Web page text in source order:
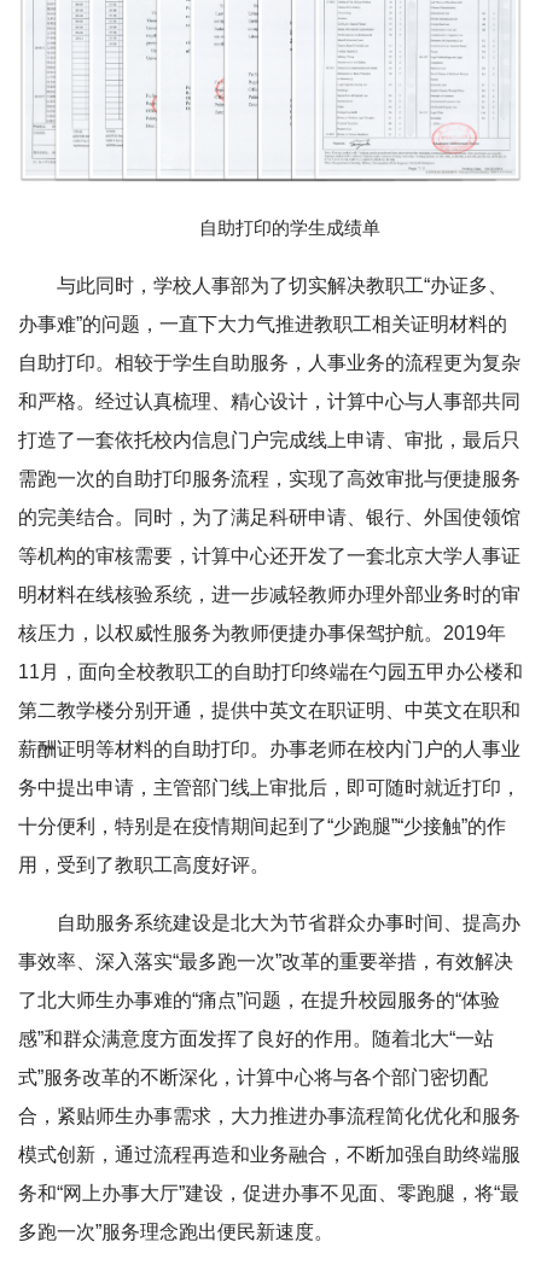
自助打印的学生成绩单
与此同时，学校人事部为了切实解决教职工“办证多、
办事难”的问题，一直下大力气推进教职工相关证明材料的
自助打印。相较于学生自助服务，人事业务的流程更为复杂
和严格。经过认真梳理、精心设计，计算中心与人事部共同
打造了一套依托校内信息门户完成线上申请、审批，最后只
需跑一次的自助打印服务流程，实现了高效审批与便捷服务
的完美结合。同时，为了满足科研申请、银行、外国使领馆
等机构的审核需要，计算中心还开发了一套北京大学人事证
明材料在线核验系统，进一步减轻教师办理外部业务时的审
核压力，以权威性服务为教师便捷办事保驾护航。2019年
11月，面向全校教职工的自助打印终端在勺园五甲办公楼和
第二教学楼分别开通，提供中英文在职证明、中英文在职和
薪酬证明等材料的自助打印。办事老师在校内门户的人事业
务中提出申请，主管部门线上审批后，即可随时就近打印，
十分便利，特别是在疫情期间起到了“少跑腿”“少接触”的作
用，受到了教职工高度好评。
自助服务系统建设是北大为节省群众办事时间、提高办
事效率、深入落实“最多跑一次”改革的重要举措，有效解决
了北大师生办事难的“痛点”问题，在提升校园服务的“体验
感”和群众满意度方面发挥了良好的作用。随着北大“一站
式”服务改革的不断深化，计算中心将与各个部门密切配
合，紧贴师生办事需求，大力推进办事流程简化优化和服务
模式创新，通过流程再造和业务融合，不断加强自助终端服
务和“网上办事大厅”建设，促进办事不见面、零跑腿，将“最
多跑一次”服务理念跑出便民新速度。